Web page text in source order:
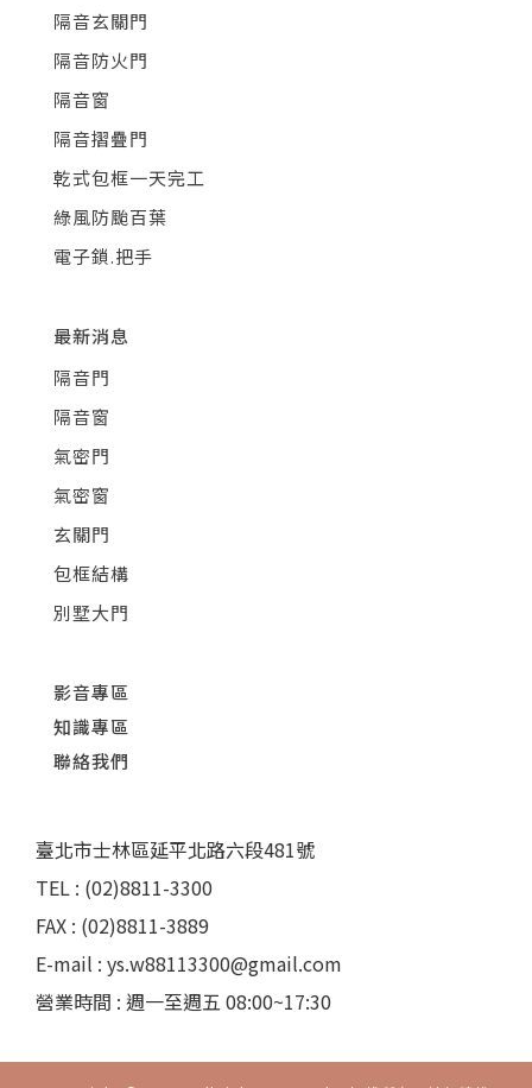
隔音玄關門
隔音防火門
隔音窗
隔音摺疊門
乾式包框一天完工
綠風防颱百葉
電子鎖.把手
最新消息
隔音門
隔音窗
氣密門
氣密窗
玄關門
包框結構
別墅大門
影音專區
知識專區
聯絡我們
臺北市士林區延平北路六段481號
TEL : (02)8811-3300
FAX : (02)8811-3889
E-mail : ys.w88113300@gmail.com
營業時間 : 週一至週五 08:00~17:30